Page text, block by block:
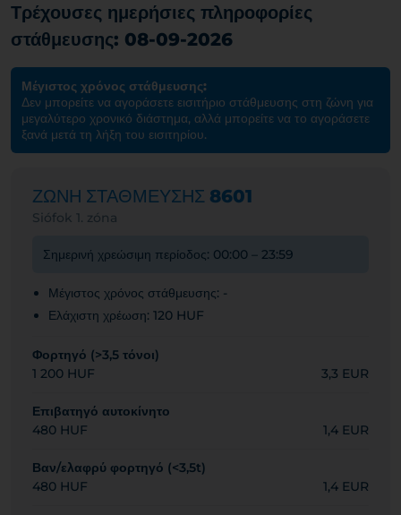
Τρέχουσες ημερήσιες πληροφορίες
στάθμευσης: 08-09-2026
Μέγιστος χρόνος στάθμευσης:
Δεν μπορείτε να αγοράσετε εισιτήριο στάθμευσης στη ζώνη για
μεγαλύτερο χρονικό διάστημα, αλλά μπορείτε να το αγοράσετε
ξανά μετά τη λήξη του εισιτηρίου.
ΖΩΝΗ ΣΤΑΘΜΕΥΣΗΣ 8601
Siófok 1. zóna
Σημερινή χρεώσιμη περίοδος: 00:00 – 23:59
Μέγιστος χρόνος στάθμευσης: -
Ελάχιστη χρέωση: 120 HUF
Φορτηγό (>3,5 τόνοι)
1 200 HUF
3,3 EUR
Επιβατηγό αυτοκίνητο
480 HUF
1,4 EUR
Βαν/ελαφρύ φορτηγό (<3,5t)
480 HUF
1,4 EUR